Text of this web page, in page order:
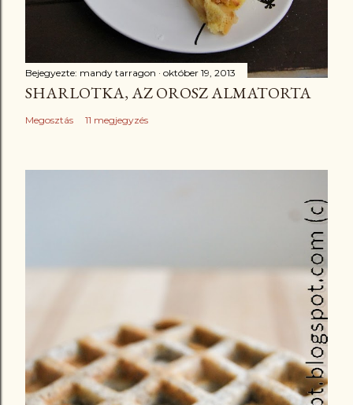
Bejegyezte: mandy tarragon október 19, 2013
SHARLOTKA, AZ OROSZ ALMATORTA
Megosztás 11 megjegyzés